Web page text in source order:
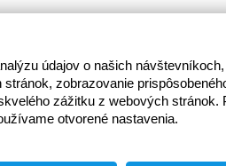
údajov o našich
zobrazovanie
zážitku z webových stránok.
otvorené nastavenia.